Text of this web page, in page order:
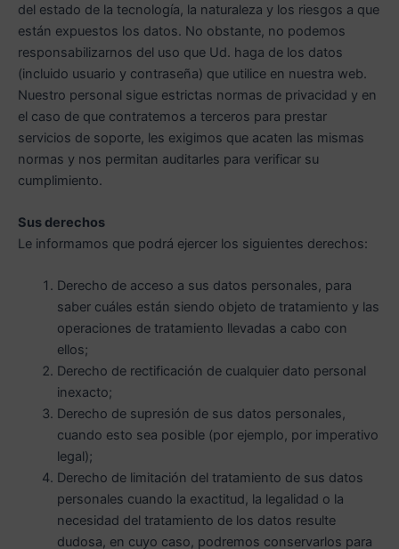
del estado de la tecnología, la naturaleza y los riesgos a que
están expuestos los datos. No obstante, no podemos
responsabilizarnos del uso que Ud. haga de los datos
(incluido usuario y contraseña) que utilice en nuestra web.
Nuestro personal sigue estrictas normas de privacidad y en
el caso de que contratemos a terceros para prestar
servicios de soporte, les exigimos que acaten las mismas
normas y nos permitan auditarles para verificar su
cumplimiento.
Sus derechos
Le informamos que podrá ejercer los siguientes derechos:
Derecho de acceso a sus datos personales, para
saber cuáles están siendo objeto de tratamiento y las
operaciones de tratamiento llevadas a cabo con
ellos;
Derecho de rectificación de cualquier dato personal
inexacto;
Derecho de supresión de sus datos personales,
cuando esto sea posible (por ejemplo, por imperativo
legal);
Derecho de limitación del tratamiento de sus datos
personales cuando la exactitud, la legalidad o la
necesidad del tratamiento de los datos resulte
dudosa, en cuyo caso, podremos conservarlos para